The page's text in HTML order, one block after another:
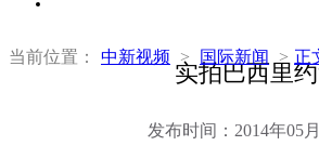
当前位置： 中新视频 > 国际新闻 > 正
实拍巴西里
发布时间：2014年05